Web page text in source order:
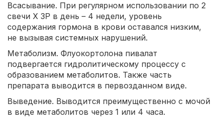
Всасывание. При регулярном использовании по 2
свечи Х 3Р в день – 4 недели, уровень
содержания гормона в крови оставался низким,
не вызывая системных нарушений.
Метаболизм. Флуокортолона пивалат
подвергается гидролитическому процессу с
образованием метаболитов. Также часть
препарата выводится в первозданном виде.
Выведение. Выводится преимущественно с мочой
в виде метаболитов через 1 или 4 часа.